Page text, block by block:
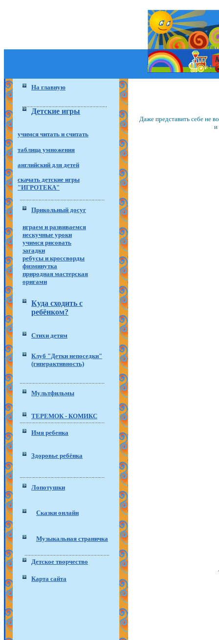
На главную
Детские игры
учимся читать и считать
таблица умножения
английский для детей
скачать детские игры
"ИГРОТЕКА"
Прикольный досуг
играем и развиваемся
нескучные уроки
учимся рисовать
загадки
ребусы и кроссворды
физминутка
природная мастерская
оригами
Куда сходить с
ребёнком?
Стихи детям
Клуб "Детки непоседки"
(гиперактивность)
Мультфильмы
ТЕРЕМОК - КОМИКС
Имя ребенка
Здоровье ребёнка
Лопотушки
Сказки онлайн
Музыкальная страничка
Детское творчество
Карта сайта
Даже представить себе не
и